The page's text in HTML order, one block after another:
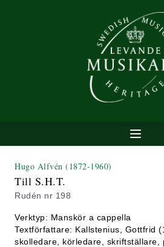
Hugo Alfvén (1872-1960)
Till S.H.T.
Rudén nr 198
Verktyp: Manskör a cappella
Textförfattare: Kallstenius, Gottfrid
skolledare, körledare, skriftställare,